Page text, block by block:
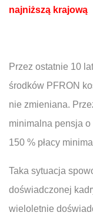
najniższą krajową
Przez ostatnie 10
środków PFRON
nie zmieniana.
minimalna pensja
150 % płacy
Taka sytuacja
doświadczonej
wieloletnie